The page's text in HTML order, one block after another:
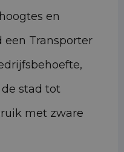
en
een Transporter
stad tot
met zware